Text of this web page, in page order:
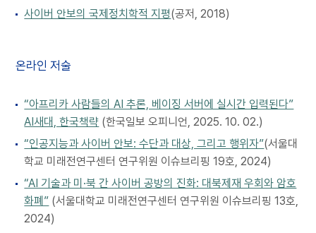
사이버 안보의 국제정치학적 지평(공저, 2018)
온라인 저술
“아프리카 사람들의 AI 추론, 베이징 서버에 실시간 입력된다”
AI새대, 한국책략 (한국일보 오피니언, 2025. 10. 02.)
“인공지능과 사이버 안보: 수단과 대상, 그리고 행위자”(서울대
학교 미래전연구센터 연구위원 이슈브리핑 19호, 2024)
“AI 기술과 미·북 간 사이버 공방의 진화: 대북제재 우회와 암호
화폐” (서울대학교 미래전연구센터 연구위원 이슈브리핑 13호,
2024)